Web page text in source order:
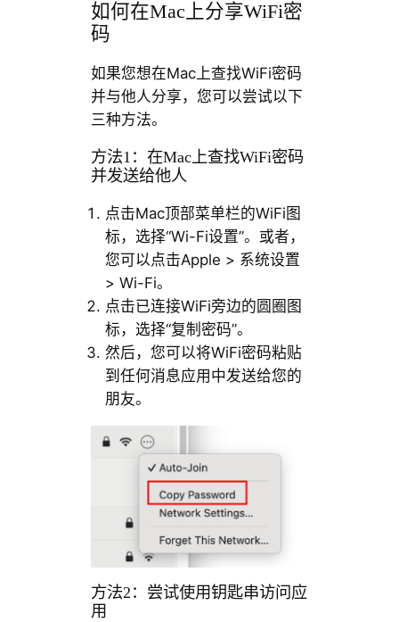
如何在Mac上分享WiFi密
码
如果您想在Mac上查找WiFi密码
并与他人分享，您可以尝试以下
三种方法。
方法1：在Mac上查找WiFi密码
并发送给他人
点击Mac顶部菜单栏的WiFi图
标，选择“Wi-Fi设置”。或者，
您可以点击Apple > 系统设置
> Wi-Fi。
点击已连接WiFi旁边的圆圈图
标，选择“复制密码”。
然后，您可以将WiFi密码粘贴
到任何消息应用中发送给您的
朋友。
方法2：尝试使用钥匙串访问应
用